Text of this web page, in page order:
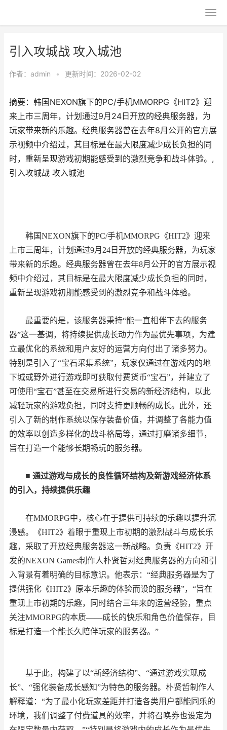
引入攻城战 攻入城池
作者： admin • 更新时间：2026-02-02
摘要：韩国NEXON旗下的PC/手机MMORPG《HIT2》迎
来上市三周年，计划通过9月24日开放的经典服务器，为
玩家带来新的乐趣。经典服务器曾在去年8月公开的官方展
示视频中介绍过，其目标是在最大限度减少成长负担的同
时，重新呈现游戏初期能感受到的激烈竞争和战斗体验。,
引入攻城战 攻入城池
韩国NEXON旗下的PC/手机MMORPG《HIT2》迎来
上市三周年，计划通过9月24日开放的经典服务器，为玩家
带来新的乐趣。经典服务器曾在去年8月公开的官方展示视
频中介绍过，其目标是在最大限度减少成长负担的同时，
重新呈现游戏初期能感受到的激烈竞争和战斗体验。
最重要的是，该服务器秉持“能一直相伴下去的服务
器”这一基调，将持续提供成长动力作为最优先事项，为建
立最优化的系统和用户友好的运营方向付出了诸多努力。
特别是引入了“宝石采集系统”，玩家仅通过在游戏内的地
下城或野外进行游戏即可获取付费货币“宝石”，并建立了
可使用“宝石”甚至在交易所进行交易的新经济结构，以此
减轻玩家的游戏负担，同时支持更顺畅的成长。此外，还
引入了新的制作系统以保存装备价值，并调整了各能力值
的效率以创造多样化的战斗格局等，通过打磨诸多细节，
旨在打造一个能够长期畅玩的服务器。
■ 通过游戏与成长的良性循环结构及新游戏经济体系
的引入，持续提供乐趣
在MMORPG中，核心在于提供可持续的乐趣以提升沉
浸感。《HIT2》着眼于重现上市初期的激烈战斗与成长乐
趣，采取了开放经典服务器这一新战略。负责《HIT2》开
发的NEXON Games制作人朴贤哲对经典服务器的方向和引
入背景有着明确的目标意识。他表示：“经典服务器是为了
提供强化《HIT2》原本乐趣的体验而设的服务器”，“旨在
重现上市初期的乐趣，同时结合三年来的运营经验，重点
关注MMORPG的本质——成长的快乐和角色价值保存，目
标是打造一个能长久陪伴玩家的服务器。”
基于此，构建了以“新经济结构”、“通过游戏实现成
长”、“强化装备成长感知”为特色的服务器。朴贤哲制作人
解释道：“为了最小化玩家差距并打造各类用户都能同乐的
环境，我们调整了付费道具的效率，并将召唤券也设定为